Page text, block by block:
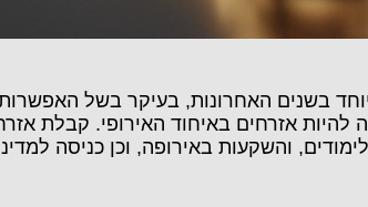
בשנים האחרונות, בעיקר בשל
להיות אזרחים באיחוד האירופי. קבלת
והשקעות באירופה, וכן כניסה